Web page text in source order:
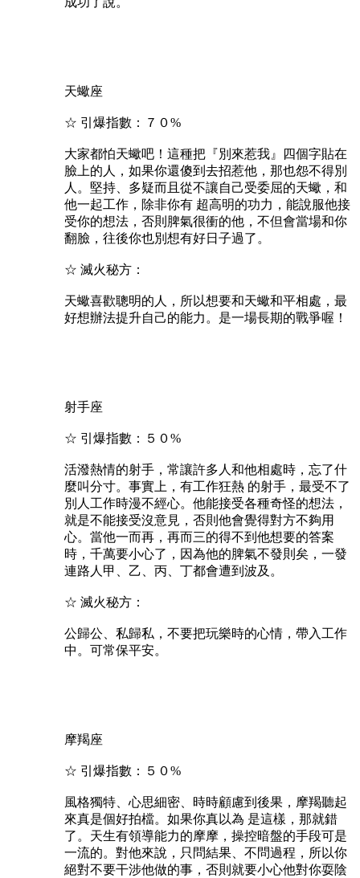
天蠍座
☆ 引爆指數：７０%
大家都怕天蠍吧！這種把『別來惹我』四個字貼在
臉上的人，如果你還傻到去招惹他，那也怨不得別
人。堅持、多疑而且從不讓自己受委屈的天蠍，和
他一起工作，除非你有 超高明的功力，能說服他接
受你的想法，否則脾氣很衝的他，不但會當場和你
翻臉，往後你也別想有好日子過了。
☆ 滅火秘方：
天蠍喜歡聰明的人，所以想要和天蠍和平相處，最
好想辦法提升自己的能力。是一場長期的戰爭喔！
射手座
☆ 引爆指數：５０%
活潑熱情的射手，常讓許多人和他相處時，忘了什
麼叫分寸。事實上，有工作狂熱 的射手，最受不了
別人工作時漫不經心。他能接受各種奇怪的想法，
就是不能接受沒意見，否則他會覺得對方不夠用
心。當他一而再，再而三的得不到他想要的答案
時，千萬要小心了，因為他的脾氣不發則矣，一發
連路人甲、乙、丙、丁都會遭到波及。
☆ 滅火秘方：
公歸公、私歸私，不要把玩樂時的心情，帶入工作
中。可常保平安。
摩羯座
☆ 引爆指數：５０%
風格獨特、心思細密、時時顧慮到後果，摩羯聽起
來真是個好拍檔。如果你真以為 是這樣，那就錯
了。天生有領導能力的摩摩，操控暗盤的手段可是
一流的。對他來說，只問結果、不問過程，所以你
絕對不要干涉他做的事，否則就要小心他對你耍陰